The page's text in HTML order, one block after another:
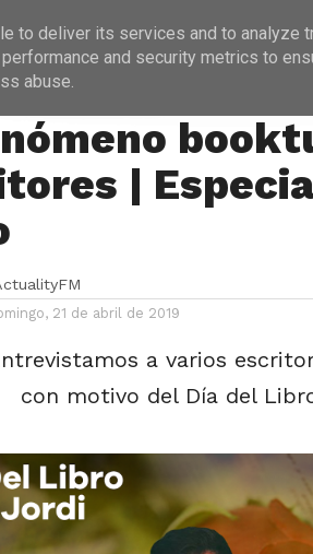
NOTICIAS PROGRAMACIÓN
|
21 de abril de 2019
a varios
con motivo del Día del
to deliver its services and to analyze
and security metrics to
abuse.